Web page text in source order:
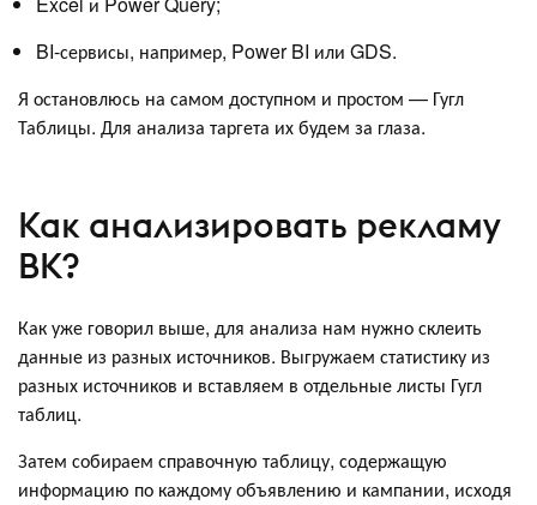
BI-сервисы, например, Power BI или GDS.
Я остановлюсь на самом доступном и простом — Гугл
Таблицы. Для анализа таргета их будем за глаза.
Как анализировать рекламу
ВК?
Как уже говорил выше, для анализа нам нужно склеить
данные из разных источников. Выгружаем статистику из
разных источников и вставляем в отдельные листы Гугл
таблиц.
Затем собираем справочную таблицу, содержащую
информацию по каждому объявлению и кампании, исходя